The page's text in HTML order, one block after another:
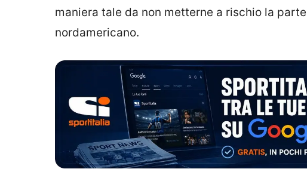
maniera tale da non metterne a rischio la
nordamericano.